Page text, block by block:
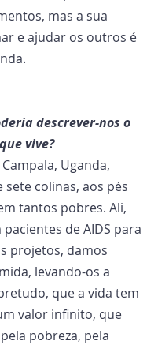
mas a sua
e ajudar os outros é
descrever-nos o
vive?
Uganda,
colinas, aos pés
tantos pobres. Ali,
de AIDS para
projetos, damos
levando-os a
que a vida tem
valor infinito, que
pobreza, pela